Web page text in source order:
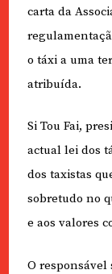
carta da
o táxi a uma
atribuída.
Si Tou Fai,
actual lei dos
dos taxistas
sobretudo no
e aos valores
O responsável